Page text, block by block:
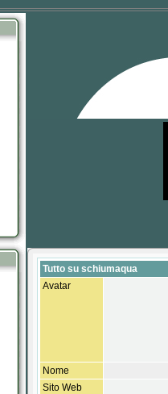
Tutto su schiumaqua
Avatar
Nome
Sito Web